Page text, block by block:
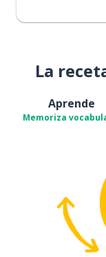
La
Aprende
Memoriza